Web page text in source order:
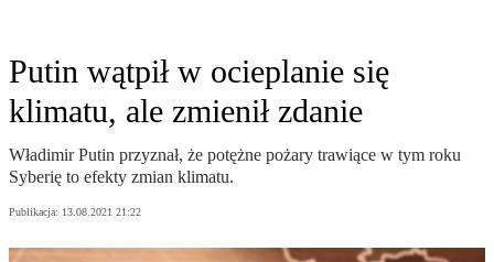
Putin wątpił w ocieplanie się
klimatu, ale zmienił zdanie
Władimir Putin przyznał, że potężne pożary trawiące w tym roku
Syberię to efekty zmian klimatu.
Publikacja: 13.08.2021 21:22